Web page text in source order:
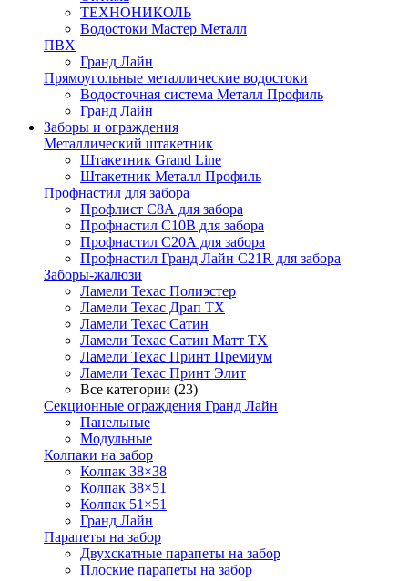
ТЕХНОНИКОЛЬ
Водостоки Мастер Металл
ПВХ
Гранд Лайн
Прямоугольные металлические водостоки
Водосточная система Металл Профиль
Гранд Лайн
Заборы и ограждения
Металлический штакетник
Штакетник Grand Line
Штакетник Металл Профиль
Профнастил для забора
Профлист С8А для забора
Профнастил С10В для забора
Профнастил С20А для забора
Профнастил Гранд Лайн С21R для забора
Заборы-жалюзи
Ламели Техас Полиэстер
Ламели Техас Драп ТХ
Ламели Техас Сатин
Ламели Техас Сатин Матт ТХ
Ламели Техас Принт Премиум
Ламели Техас Принт Элит
Все категории (23)
Секционные ограждения Гранд Лайн
Панельные
Модульные
Колпаки на забор
Колпак 38×38
Колпак 38×51
Колпак 51×51
Гранд Лайн
Парапеты на забор
Двухскатные парапеты на забор
Плоские парапеты на забор